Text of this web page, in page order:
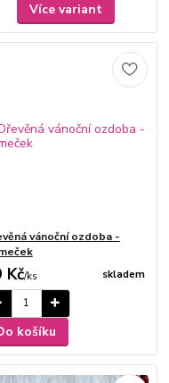
Více variant
vánoční ozdoba -
Kč/ks skladem
košíku